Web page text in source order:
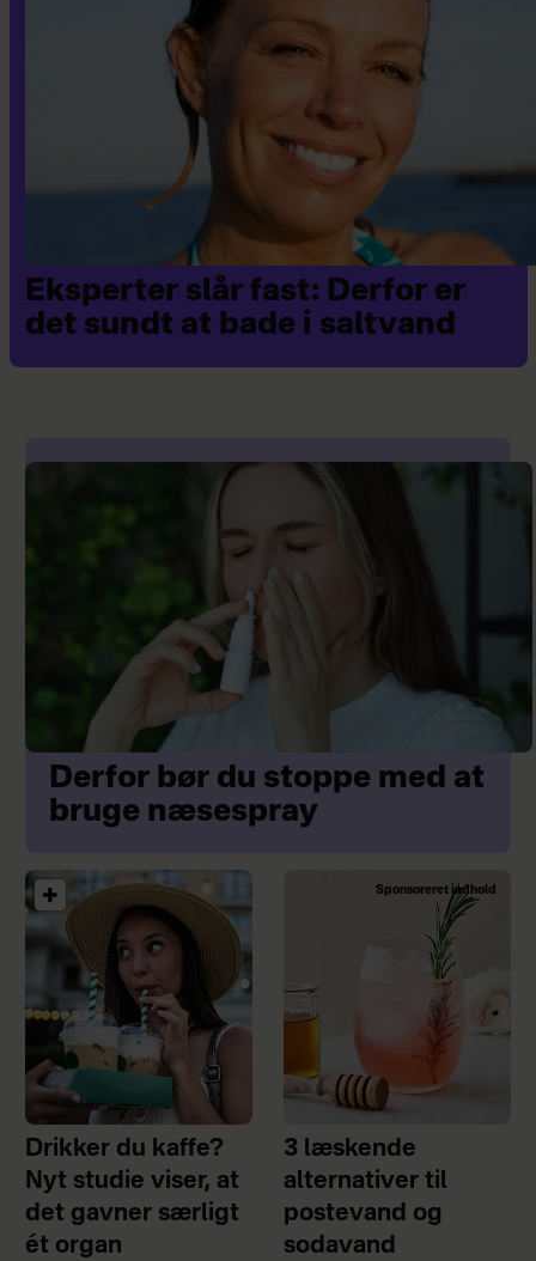
Eksperter slår fast: Derfor er
det sundt at bade i saltvand
Derfor bør du stoppe med at
bruge næsespray
Drikker du kaffe?
Nyt studie viser, at
det gavner særligt
ét organ
Sponsoreret indhold
3 læskende
alternativer til
postevand og
sodavand